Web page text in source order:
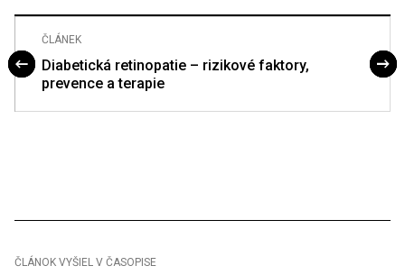
ČLÁNEK
Diabetická retinopatie – rizikové faktory,
prevence a terapie
ČLÁNOK VYŠIEL V ČASOPISE